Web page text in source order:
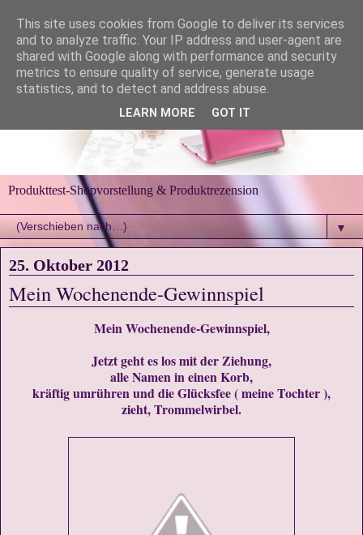
Produkttest-Shopvorstellung & Produktrezension
▼
25. Oktober 2012
Mein Wochenende-Gewinnspiel
Mein Wochenende-Gewinnspiel,
Jetzt geht es los mit der Ziehung,
alle Namen in einen Korb,
kräftig umrühren und die Glücksfee ( meine Tochter ),
zieht, Trommelwirbel.
This site uses cookies from Google to deliver its services
and to analyze traffic. Your IP address and user-agent are
shared with Google along with performance and security
metrics to ensure quality of service, generate usage
statistics, and to detect and address abuse.
LEARN MORE GOT IT